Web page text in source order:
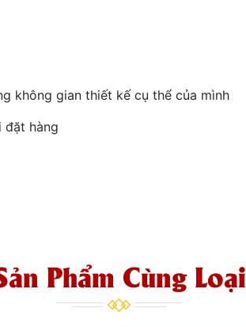
không gian thiết kế cụ thể của mình
hàng
Phẩm Cùng Loại